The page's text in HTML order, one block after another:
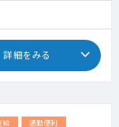
詳細をみる
給
通勤便利